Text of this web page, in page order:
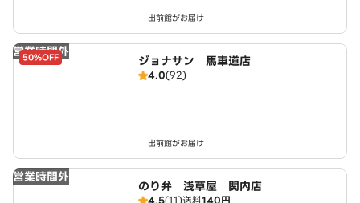
出前館がお届け
営業時間外
50%OFF ジョナサン 馬車道店
4.0(92)
出前館がお届け
営業時間外
のり弁 浅草屋 関内店